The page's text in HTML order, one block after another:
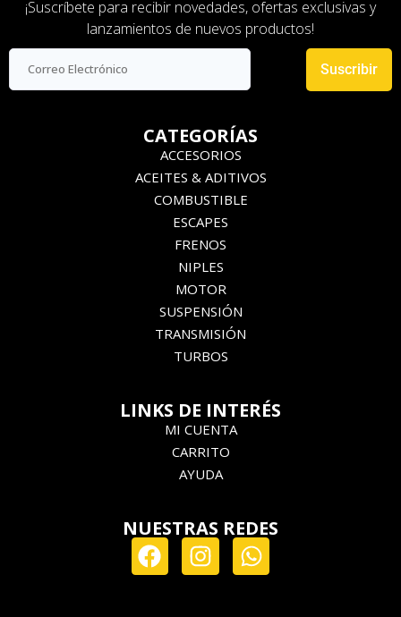
¡Suscríbete para recibir novedades, ofertas exclusivas y
lanzamientos de nuevos productos!
Suscribir
CATEGORÍAS
ACCESORIOS
ACEITES & ADITIVOS
COMBUSTIBLE
ESCAPES
FRENOS
NIPLES
MOTOR
SUSPENSIÓN
TRANSMISIÓN
TURBOS
LINKS DE INTERÉS
MI CUENTA
CARRITO
AYUDA
NUESTRAS REDES